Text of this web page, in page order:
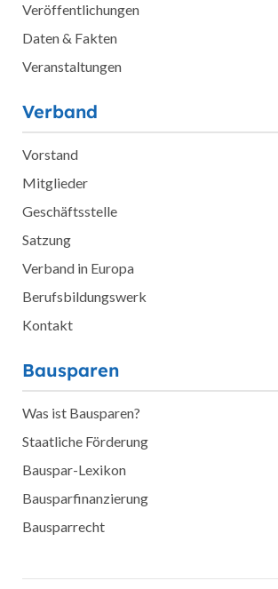
Veröffentlichungen
Daten & Fakten
Veranstaltungen
Verband
Vorstand
Mitglieder
Geschäftsstelle
Satzung
Verband in Europa
Berufsbildungswerk
Kontakt
Bausparen
Was ist Bausparen?
Staatliche Förderung
Bauspar-Lexikon
Bausparfinanzierung
Bausparrecht